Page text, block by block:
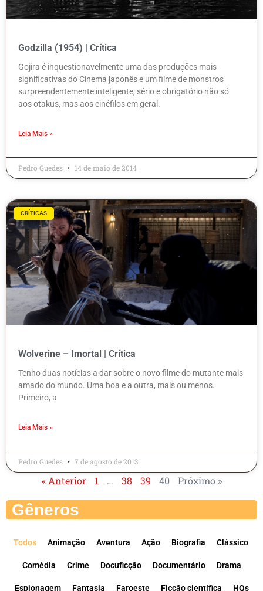
Godzilla (1954) | Crítica
Gojira é inquestionavelmente uma das produções mais
significativas do Cinema japonês e um filme de monstros
surpreendentemente inteligente, sério e obrigatório não só
aos otakus, mas aos cinéfilos em geral.
Leia Mais »
Pedro Guedes 14 de maio de 2014
CRÍTICAS
Wolverine – Imortal | Crítica
Tenho duas notícias a dar sobre o novo filme do mutante mais
amado do mundo. Uma boa e a outra, mais ou menos.
Primeiro, a
Leia Mais »
Pedro Guedes 7 de agosto de 2013
« Anterior 1 … 38 39 40 Próximo »
Gêneros
Todos Animação Aventura Ação Biografia Clássico
Comédia Crime Docuficção Documentário Drama
Espionagem Fantasia Faroeste Ficção científica HQs